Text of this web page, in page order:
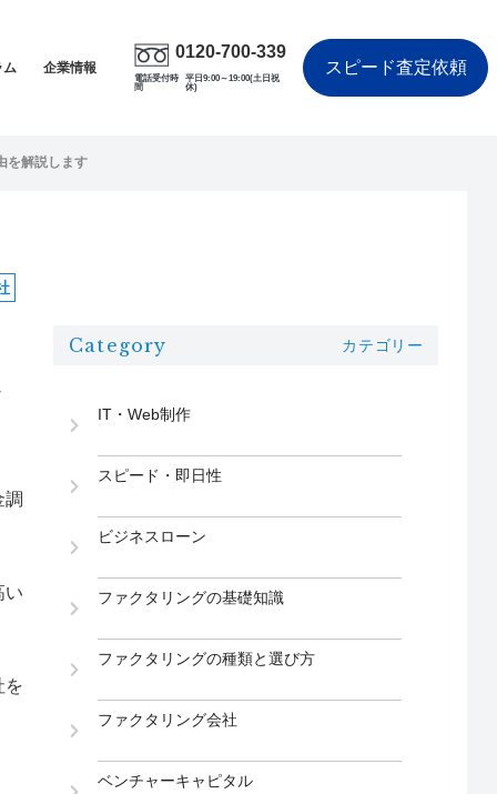
ム 企業情報
0120-700-339
電話受付時
間
平日9:00～19:00(土日祝
休)
スピード査定依頼
を解説します
調
い
を
Category カテゴリー
IT・Web制作
スピード・即日性
ビジネスローン
ファクタリングの基礎知識
ファクタリングの種類と選び方
ファクタリング会社
ベンチャーキャピタル